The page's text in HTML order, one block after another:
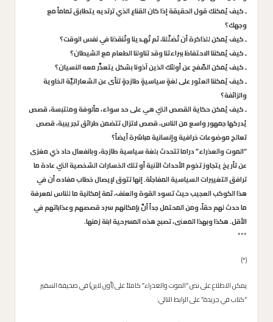
ـ كيف يُمكنك قول الحقيقة إذا كان القناع الذي ترتديه يتطابق تماماً مع
وجهك؟
ـ كيف يُمكن للذاكرة أن تُضلّلنا، ثم تُهـدينا وتُنقذنا في نفس الوقت؟
ـ كيف يُمكننا الاحتفاظ ببراءتنا وقد تناولنا الطعام مع الشيطان؟
ـ كيف يُمكن الصَّفح عن أولئك الذين آذونا بشكل يتعذَّر معه النسيان؟
ـ كيف يُمكننا العثور على لغةٍ سياسيةٍ طازجةٍ تنأى عن الشعاراتيَّة الخاوية
والزائفة؟
ـ كيف يُمكن حكاية القصص التي هي على حد سواء، مألوفة وملتبسة، قصص
يُدركها جمهور واسع من الناس، قصص لاتزال تتضمن طرائق تجريبية، قصص
تعالج موضوعات خرافية وإنسانية مباشرة أيضاً؟
“الموت والعذراء” دراما تتحدث بلغة سياسية طازجة، وبانفعال حاد ذي مغزى
عن تأريخ يتجاوز تخوم الأحداث الآنية أو تلك الخسارات الشخصية التي عادة ما
ترافق التغييرات السياسية المفاجئة. إنها تتوق لإيصال خطاب مفاده أن في
هذا الكوكب العجيب حيث تسود القوة والعنف، ثمة إمكانية ما للناس لمعرفة
ما حدث لهم حقاً، ومن المحتمل جداً أنَّ بإمكانهم سرد قصصهم وعذاباتهم في
الأقل. هكذا وبهذا المعنى، تصبح هذه المسرحية ابنة زمنها.
***
(*)
يمكن الاطلاع على نص “الموت والعذراء” كاملاً على (أون لاين) في صحيفة السفير
“كتاب في جريدة” على الرابط التالي: